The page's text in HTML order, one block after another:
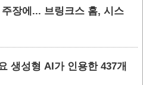
장에... 브링크스 홈, 시스
생성형 AI가 인용한 437개